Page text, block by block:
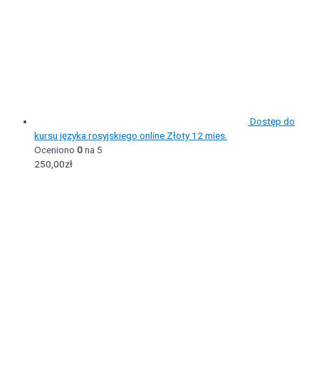
Dostęp do
kursu języka rosyjskiego online Złoty 12 mies.
Oceniono 0na 5
250,00zł